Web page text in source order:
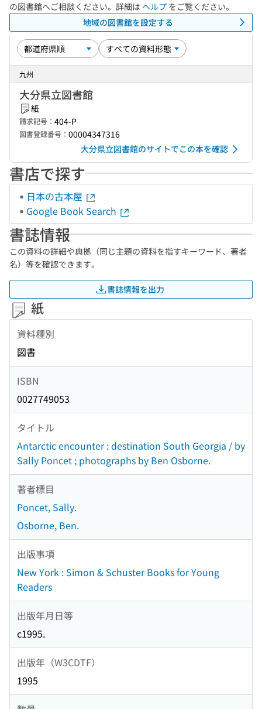
の図書館へご相談ください。詳細は ヘルプ をご覧ください。
地域の図書館を設定する
九州
大分県立図書館
紙
請求記号： 404-P
図書登録番号： 00004347316
大分県立図書館のサイトでこの本を確認
書店で探す
日本の古本屋
Google Book Search
書誌情報
この資料の詳細や典拠（同じ主題の資料を指すキーワード、著者
名）等を確認できます。
書誌情報を出力
紙
資料種別
図書
ISBN
0027749053
タイトル
Antarctic encounter : destination South Georgia / by
Sally Poncet ; photographs by Ben Osborne.
著者標目
Poncet, Sally.
Osborne, Ben.
出版事項
New York : Simon & Schuster Books for Young
Readers
出版年月日等
c1995.
出版年（W3CDTF）
1995